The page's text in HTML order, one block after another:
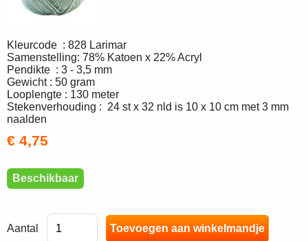
Kleurcode : 828 Larimar
Samenstelling: 78% Katoen x 22% Acryl
Pendikte : 3 - 3,5 mm
Gewicht : 50 gram
Looplengte : 130 meter
Stekenverhouding : 24 st x 32 nld is 10 x 10 cm met 3 mm
naalden
€ 4,75
Beschikbaar
Aantal